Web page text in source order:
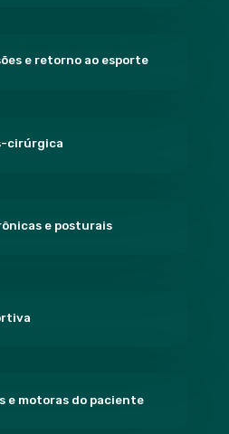
e retorno ao esporte
cirúrgica
e posturais
e motoras do paciente